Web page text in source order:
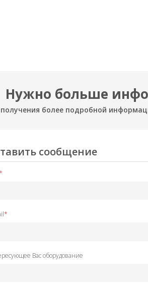
Нужно больше
более подробной
сообщение
*
*
Вас оборудование